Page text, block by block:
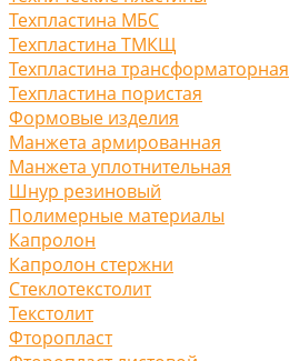
Техпластина МБС
Техпластина ТМКЩ
Техпластина трансформаторная
Техпластина пористая
Формовые изделия
Манжета армированная
Манжета уплотнительная
Шнур резиновый
Полимерные материалы
Капролон
Капролон стержни
Стеклотекстолит
Текстолит
Фторопласт